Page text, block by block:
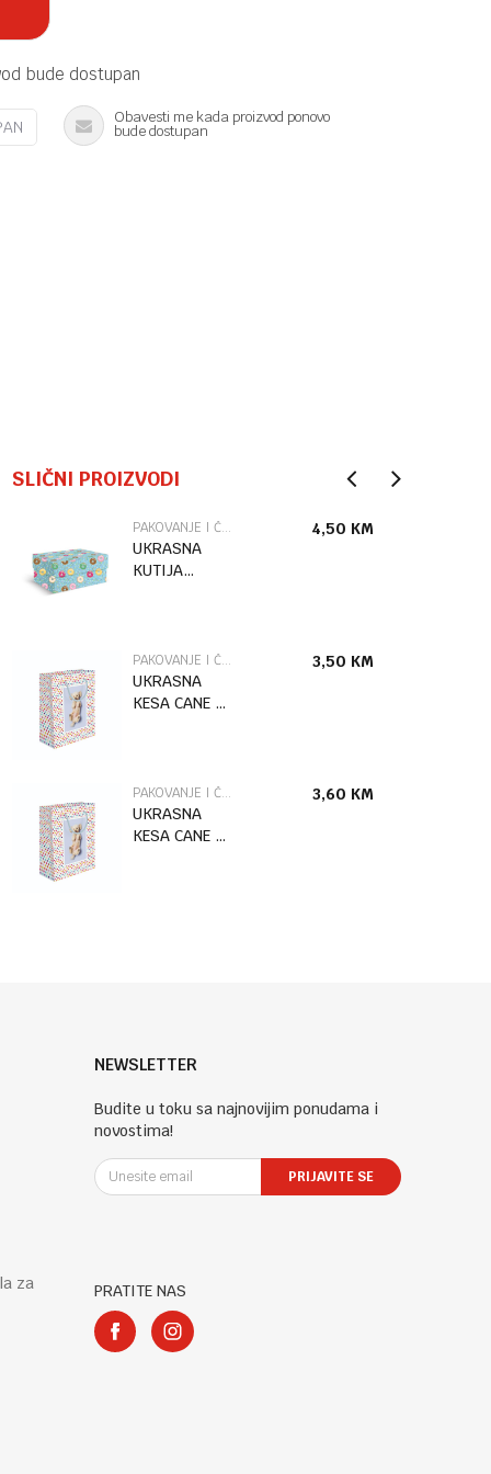
bude dostupan
Obavesti me kada proizvod ponovo
bude dostupan
SLIČNI PROIZVODI
PAKOVANJE I ČESTITKE
UKRASNA
KUTIJA
4,50 KM
PAKOVANJE I ČESTITKE
UKRASNA
KESA CANE L
3,50 KM
PAKOVANJE I ČESTITKE
UKRASNA
KESA CANE XL
3,60 KM
za
NEWSLETTER
Budite u toku sa najnovijim ponudama i
novostima!
PRIJAVITE SE
PRATITE NAS